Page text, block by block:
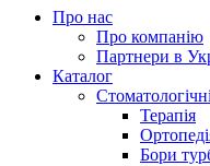
Про нас
Про компанію
Партнери в
Каталог
Терапія
Бори